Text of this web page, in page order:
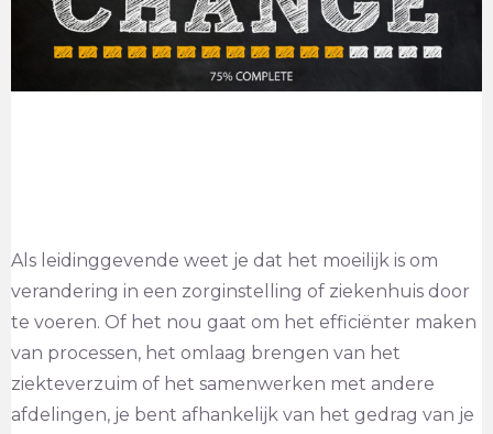
Als leidinggevende weet je dat het moeilijk is om
verandering in een zorginstelling of ziekenhuis door
te voeren. Of het nou gaat om het efficiënter maken
van processen, het omlaag brengen van het
ziekteverzuim of het samenwerken met andere
afdelingen, je bent afhankelijk van het gedrag van je